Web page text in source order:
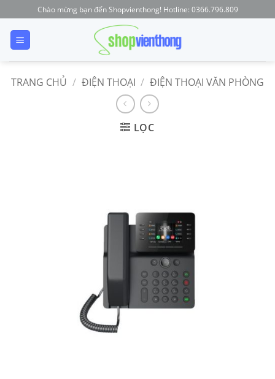
to
content
Chào mừng bạn đến Shopvienthong! Hotline: 0366.796.809
TRANG CHỦ / ĐIỆN THOẠI / ĐIỆN THOẠI VĂN PHÒNG
LỌC